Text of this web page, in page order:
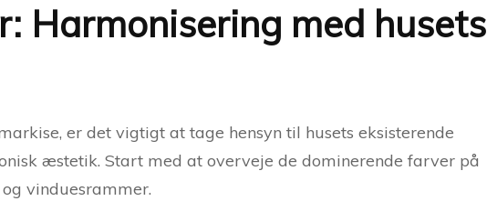
Harmonisering med husets
er det vigtigt at tage hensyn til husets eksisterende
æstetik. Start med at overveje de dominerende farver på
vinduesrammer.